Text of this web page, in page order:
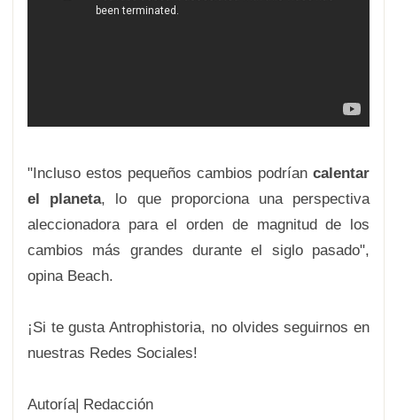
"Incluso estos pequeños cambios podrían calentar
el planeta, lo que proporciona una perspectiva
aleccionadora para el orden de magnitud de los
cambios más grandes durante el siglo pasado",
opina Beach.
¡Si te gusta Antrophistoria, no olvides seguirnos en
nuestras Redes Sociales!
Autoría| Redacción